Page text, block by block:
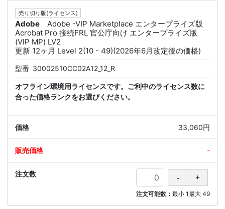
売り切り版(ライセンス)
Adobe
Adobe -VIP Marketplace エンタープライズ版
Acrobat Pro 接続FRL 官公庁向け エンタープライズ版
(VIP MP) LV2
更新 12ヶ月 Level 2(10 - 49)(2026年6月改定後の価格)
型番 30002510CC02A12_12_R
オフライン環境用ライセンスです。ご利中のライセンス数に
合った価格ランクをお選びください。
33,060円
-
注文可能数： 最小 1最大 49